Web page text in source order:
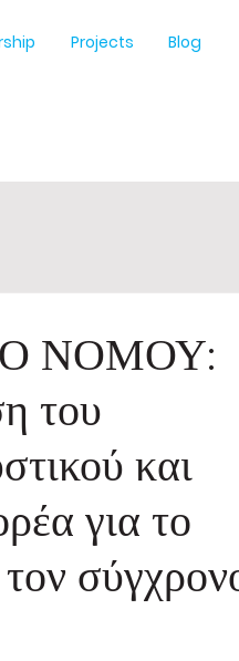
Projects Blog
ΝΟΜΟΥ:
του
και
για το
τον